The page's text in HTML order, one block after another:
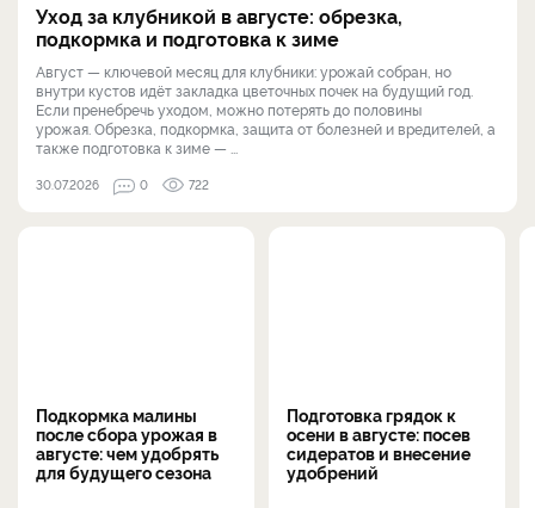
Уход за клубникой в августе: обрезка,
подкормка и подготовка к зиме
Август — ключевой месяц для клубники: урожай собран, но
внутри кустов идёт закладка цветочных почек на будущий год.
Если пренебречь уходом, можно потерять до половины
урожая. Обрезка, подкормка, защита от болезней и вредителей, а
также подготовка к зиме — ...
30.07.2026 0 722
Подкормка малины
после сбора урожая в
августе: чем удобрять
для будущего сезона
Подготовка грядок к
осени в августе: посев
сидератов и внесение
удобрений